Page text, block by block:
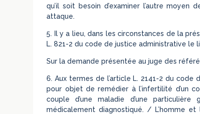
qu’il soit besoin d’examiner l’autre moyen
attaque.
5. Il y a lieu, dans les circonstances de la
L. 821-2 du code de justice administrative le
Sur la demande présentée au juge des
6. Aux termes de l’article L. 2141-2 du
pour objet de remédier à l’infertilité d’un
couple d’une maladie d’une
médicalement diagnostiqué. / L’homme